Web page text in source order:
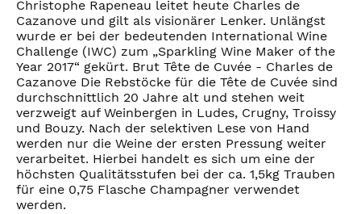
Christophe Rapeneau leitet heute Charles de
Cazanove und gilt als visionärer Lenker. Unlängst
wurde er bei der bedeutenden International Wine
Challenge (IWC) zum „Sparkling Wine Maker of the
Year 2017“ gekürt. Brut Tête de Cuvée - Charles de
Cazanove Die Rebstöcke für die Tête de Cuvée sind
durchschnittlich 20 Jahre alt und stehen weit
verzweigt auf Weinbergen in Ludes, Crugny, Troissy
und Bouzy. Nach der selektiven Lese von Hand
werden nur die Weine der ersten Pressung weiter
verarbeitet. Hierbei handelt es sich um eine der
höchsten Qualitätsstufen bei der ca. 1,5kg Trauben
für eine 0,75 Flasche Champagner verwendet
werden.